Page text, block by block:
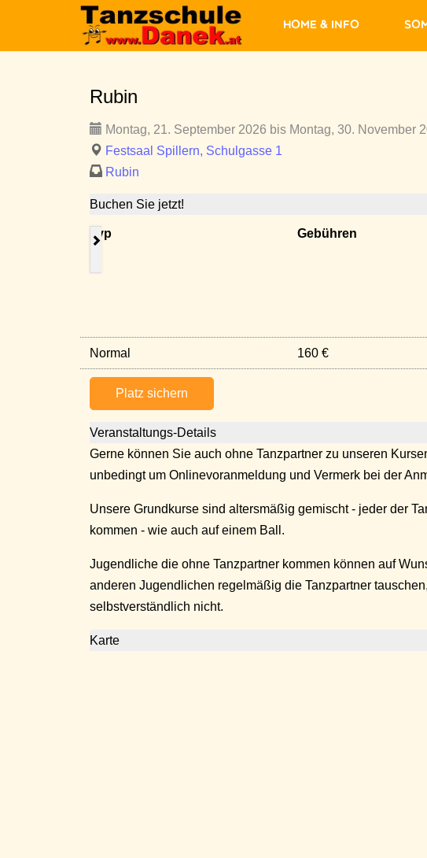
Home & Info
Rubin
Montag, 21. September 2026 bis Montag, 30. November
Festsaal Spillern, Schulgasse 1
Rubin
Buchen Sie jetzt!
Typ Gebühren
Normal 160 €
Platz sichern
Veranstaltungs-Details
Gerne können Sie auch ohne Tanzpartner zu unseren
unbedingt um Onlinevoranmeldung und Vermerk bei der
Unsere Grundkurse sind altersmäßig gemischt - jeder der
kommen - wie auch auf einem Ball.
Jugendliche die ohne Tanzpartner kommen können auf
anderen Jugendlichen regelmäßig die Tanzpartner
selbstverständlich nicht.
Karte